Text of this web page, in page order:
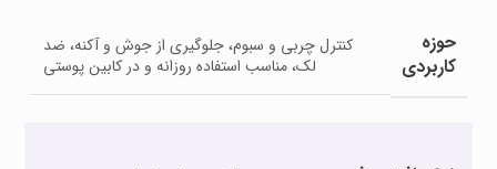
حوزه
کاربردی
کنترل چربی و سبوم، جلوگیری از جوش و آکنه، ضد
لک، مناسب استفاده روزانه و در کابین پوستی